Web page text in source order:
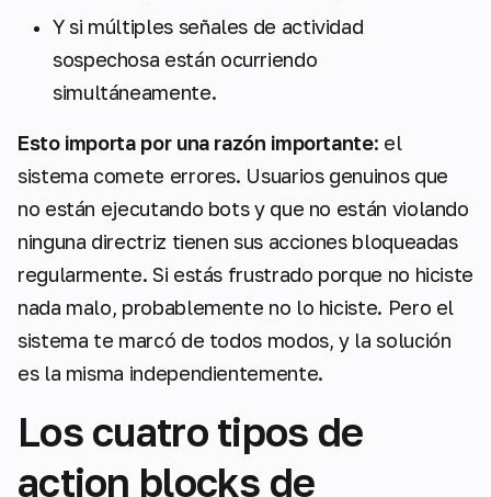
Y si múltiples señales de actividad
sospechosa están ocurriendo
simultáneamente.
Esto importa por una razón importante: el
sistema comete errores. Usuarios genuinos que
no están ejecutando bots y que no están violando
ninguna directriz tienen sus acciones bloqueadas
regularmente. Si estás frustrado porque no hiciste
nada malo, probablemente no lo hiciste. Pero el
sistema te marcó de todos modos, y la solución
es la misma independientemente.
Los cuatro tipos de
action blocks de